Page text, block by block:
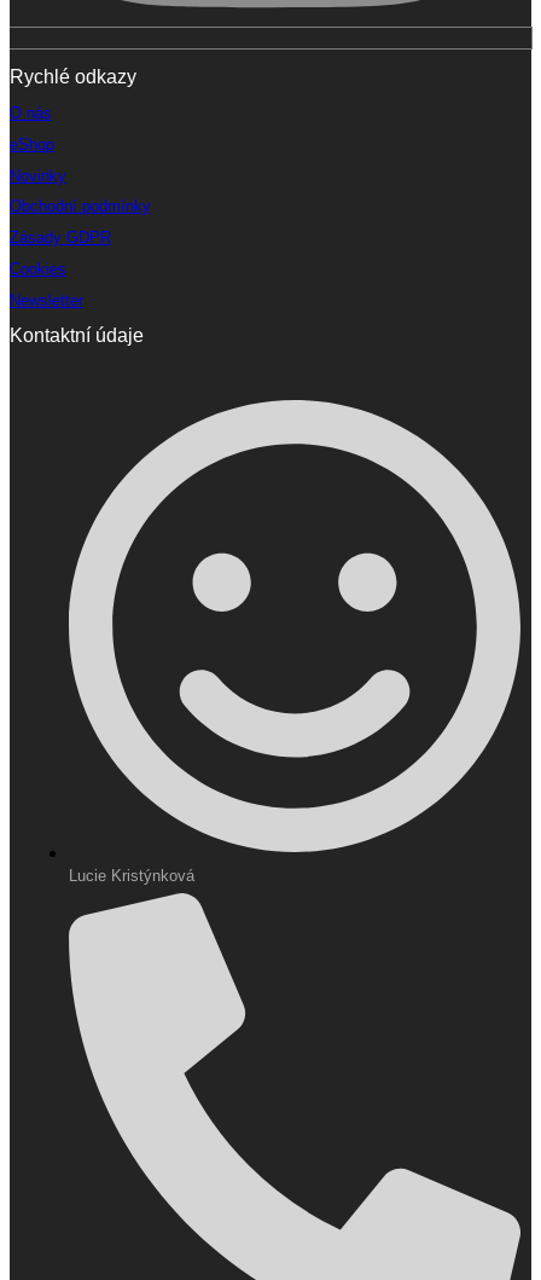
Rychlé odkazy
O nás
eShop
Novinky
Obchodní podmínky
Zásady GDPR
Cookies
Newsletter
Kontaktní údaje
Lucie Kristýnková